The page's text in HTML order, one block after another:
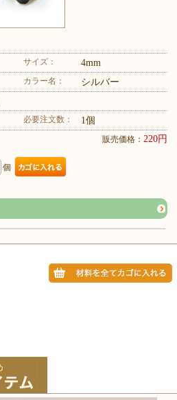
サイズ： 4mm
カラー名： シルバー
必要注文数： 1個
販売価格： 220円
個